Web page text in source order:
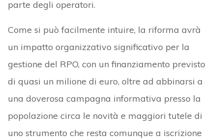
parte degli operatori.
Come si può facilmente intuire, la riforma avrà
un impatto organizzativo significativo per la
gestione del RPO, con un finanziamento previsto
di quasi un milione di euro, oltre ad abbinarsi a
una doverosa campagna informativa presso la
popolazione circa le novità e maggiori tutele di
uno strumento che resta comunque a iscrizione